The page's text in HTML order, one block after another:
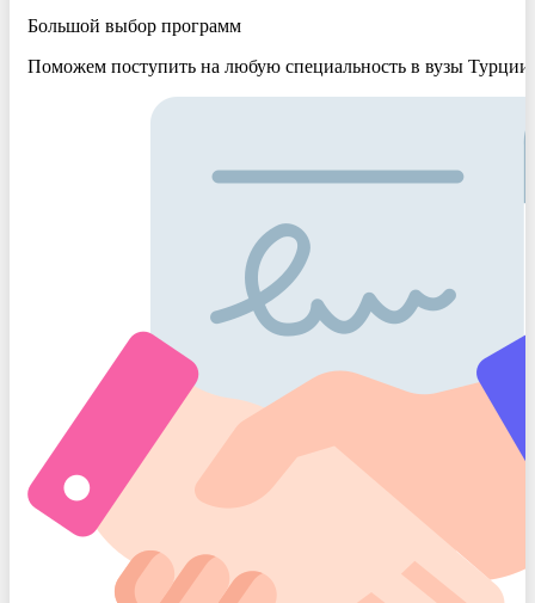
Большой выбор программ
Поможем поступить на любую специальность в вузы Турции